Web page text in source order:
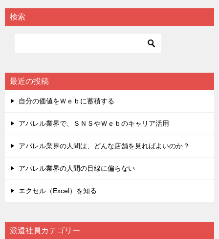
検索
最近の投稿
自分の価値をＷｅｂに蓄積する
アパレル業界で、ＳＮＳやＷｅｂのキャリア活用
アパレル業界の人間は、どんな店舗を見ればよいのか？
アパレル業界の人間の目線に偏らない
エクセル（Excel）を知る
派遣社員カテゴリー